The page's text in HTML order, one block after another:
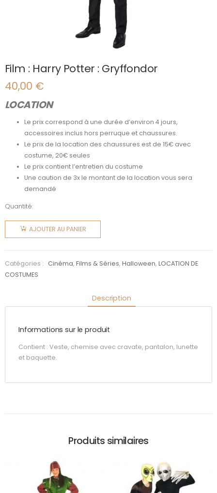
Film : Harry Potter : Gryffondor
40,00 €
LOCATION
Le prix correspond à une durée d’environ 4 jours,
accessoires inclus hors perruque et chaussures.
Le prix de la location des chaussures est de 15€ avec
costume, 20€ seules
Le prix contient l’entretien du costume
Une caution de 3x le montant de la location vous sera
demandé
Quantité:
quantité
de Film :
Harry
Gryffondor
AJOUTER AU PANIER
Catégories : Cinéma,Films & Séries,Halloween,LOCATION DE
COSTUMES
Description
Informations sur le produit
Contient : Veste, chemise avec cravate, pantalon, lunette
et baquette.
Produits similaires